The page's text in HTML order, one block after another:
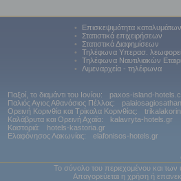
•
Επισκεψιμότητα καταλυμάτων
•
Στατιστικά επιχειρήσεων
•
Στατιστικά Διαφημίσεων
•
Τηλέφωνα Υπερασ.
•
Τηλέφωνα Ναυτιλιακών
•
Λιμεναρχεία - τηλέφωνα
Παξοί, το διαμάντι του Ιονίου:
paxos-island-
Παλιός Αγιος Αθανάσιος Πέλλας:
Ορεινή Κορινθία και Τρίκαλα Κορινθίας:
Καλάβρυτα και Ορεινή Αχαϊα:
kalavryta-hotels.gr
Καστοριά:
hotels-kastoria.gr
Ελαφόνησος Λακωνίας:
elafonisos-hotels.gr
Το σύνολο του περιεχομένου και των
Απαγορεύεται η χρήση ή